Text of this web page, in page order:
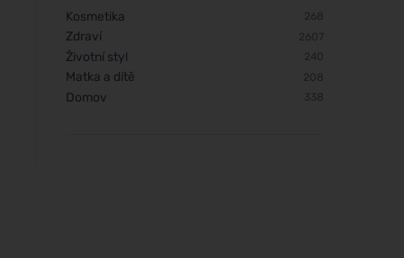
Kosmetika 268
Zdraví 2607
Životní styl 240
Matka a dítě 208
Domov 338